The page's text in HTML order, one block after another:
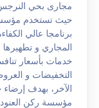
حيث تستخدم
برنامجا عالي
المجاري و تطهيرها
خدمات بأسعار
التخفيضات و
الآخر، بهدف إرضاء
مؤسسة ركن